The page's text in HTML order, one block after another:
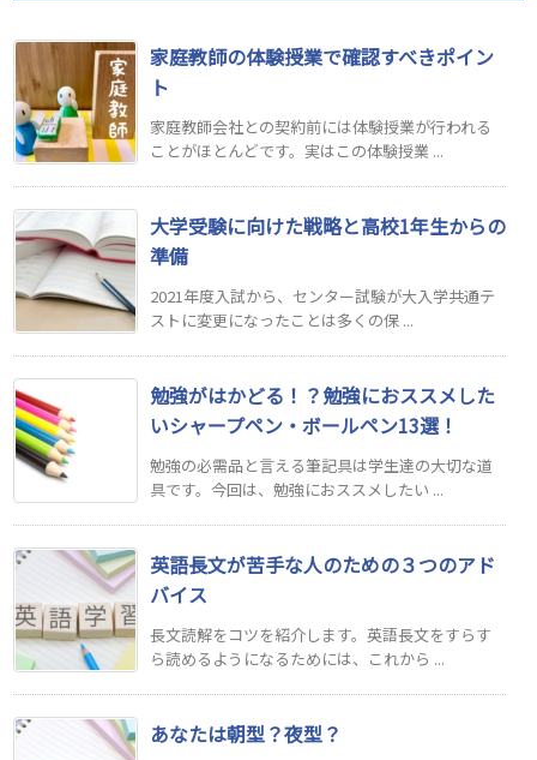
家庭教師の体験授業で確認すべきポイン
ト
家庭教師会社との契約前には体験授業が行われる
ことがほとんどです。実はこの体験授業 ...
大学受験に向けた戦略と高校1年生からの
準備
2021年度入試から、センター試験が大入学共通テ
ストに変更になったことは多くの保 ...
勉強がはかどる！？勉強におススメした
いシャープペン・ボールペン13選！
勉強の必需品と言える筆記具は学生達の大切な道
具です。今回は、勉強におススメしたい ...
英語長文が苦手な人のための３つのアド
バイス
長文読解をコツを紹介します。英語長文をすらす
ら読めるようになるためには、これから ...
あなたは朝型？夜型？